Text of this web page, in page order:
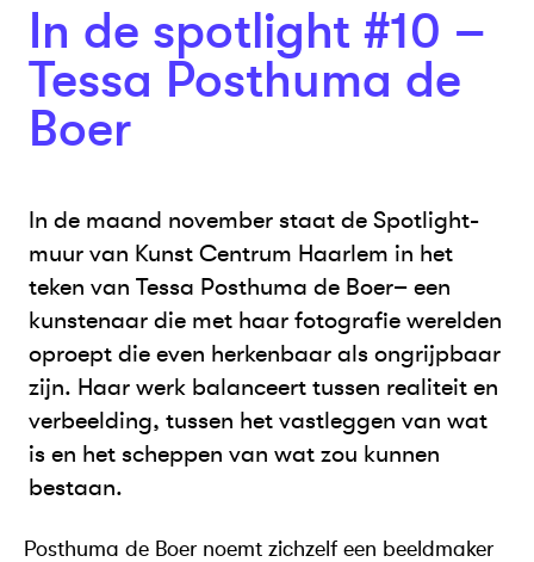
In de spotlight #10 –
Tessa Posthuma de
Boer
In de maand november staat de Spotlight-
muur van Kunst Centrum Haarlem in het
teken van Tessa Posthuma de Boer– een
kunstenaar die met haar fotografie werelden
oproept die even herkenbaar als ongrijpbaar
zijn. Haar werk balanceert tussen realiteit en
verbeelding, tussen het vastleggen van wat
is en het scheppen van wat zou kunnen
bestaan.
Posthuma de Boer noemt zichzelf een beeldmaker